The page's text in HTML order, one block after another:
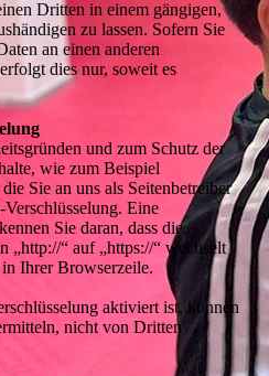
Dritten in einem gängigen,
zu lassen. Sofern Sie
an einen anderen
dies nur, soweit es
und zum Schutz der
wie zum Beispiel
Sie an uns als Seitenbetreiber
Eine
Sie daran, dass die
„http://“ auf „https://“ wechselt
Ihrer Browserzeile.
aktiviert ist, können
nicht von Dritten